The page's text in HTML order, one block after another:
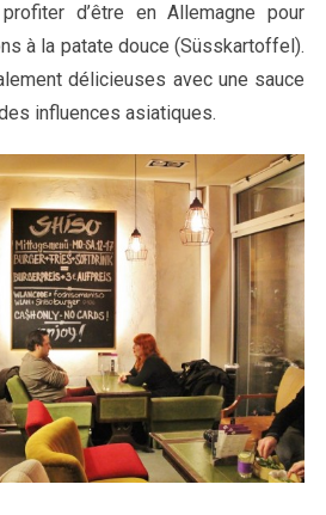
profiter d’être en Allemagne pour
à la patate douce (Süsskartoffel).
délicieuses avec une sauce
influences asiatiques.